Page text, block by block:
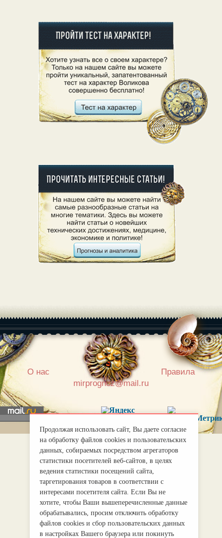
О нас |
Правила
mirprognoz@mail.ru
Продолжая использовать сайт, Вы даете согласие
на обработку файлов cookies и пользовательских
данных, собираемых посредством агрегаторов
статистики посетителей веб-сайтов, в целях
ведения статистики посещений сайта,
таргетирования товаров в соответствии с
интересами посетителя сайта. Если Вы не
хотите, чтобы Ваши вышеперечисленные данные
обрабатывались, просим отключить обработку
файлов cookies и сбор пользовательских данных
в настройках Вашего браузера или покинуть